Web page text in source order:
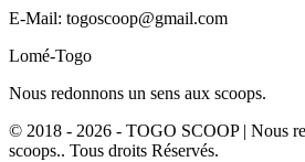
E-Mail: togoscoop@gmail.com
Lomé-Togo
Nous redonnons un sens aux scoops.
© 2018 - 2026 - TOGO SCOOP | Nous
scoops.. Tous droits Réservés.